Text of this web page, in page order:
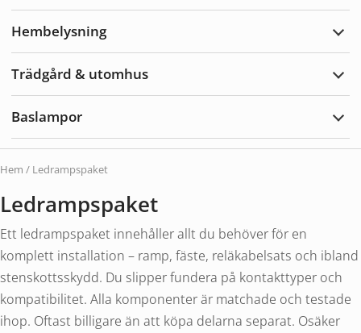
Hembelysning
Trädgård & utomhus
Baslampor
Hem / Ledrampspaket
Ledrampspaket
Ett ledrampspaket innehåller allt du behöver för en
komplett installation – ramp, fäste, reläkabelsats och ibland
stenskottsskydd. Du slipper fundera på kontakttyper och
kompatibilitet. Alla komponenter är matchade och testade
ihop. Oftast billigare än att köpa delarna separat. Osäker